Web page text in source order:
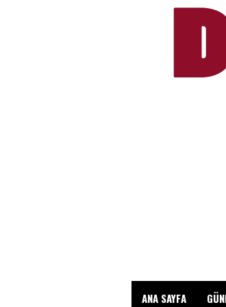
ANA SAYFA